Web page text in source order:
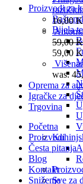
Proizvodi za
Bijela
Sve za
16,00
59,00
59,00
was:
Oprema za
Igračke za
Trgovina
Početna
Proizvodi
Česta pitanja
Blog
Kontakt
Sniženje